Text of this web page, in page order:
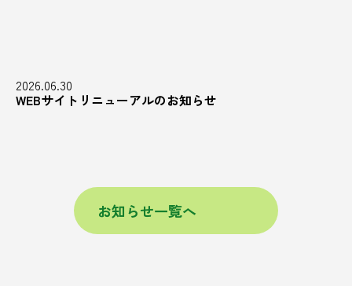
2026.06.30
WEBサイトリニューアルのお知らせ
お知らせ一覧へ